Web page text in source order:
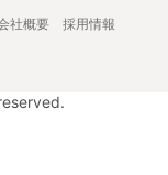
社概要
採用情報